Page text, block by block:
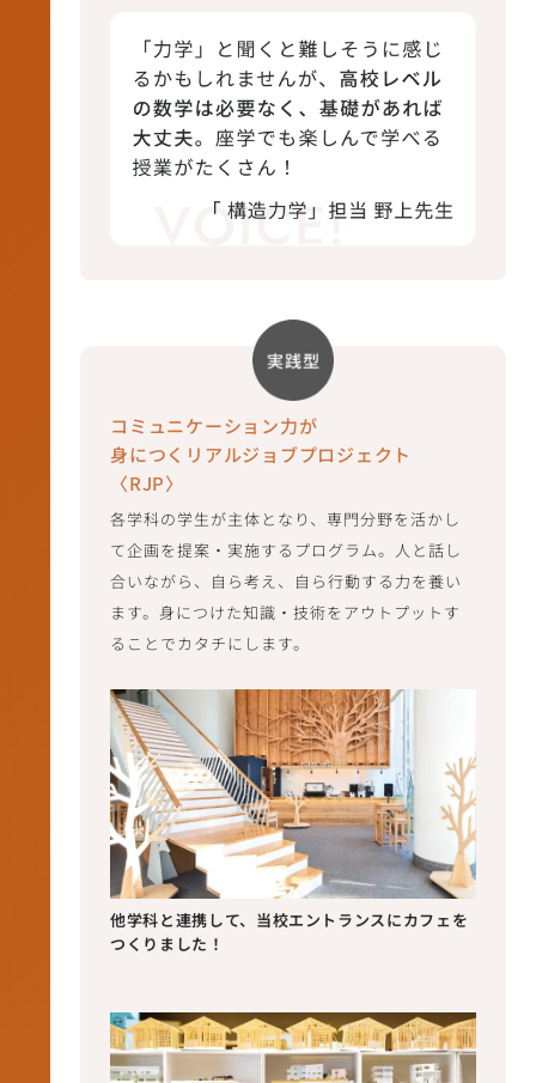
コミュニケーション力が
身につくリアルジョブプロジェクト
〈RJP〉
各学科の学生が主体となり、専門分野を活かし
て企画を提案・実施するプログラム。人と話し
合いながら、自ら考え、自ら行動する力を養い
ます。身につけた知識・技術をアウトプットす
ることでカタチにします。
他学科と連携して、当校エントランスにカフェを
つくりました！